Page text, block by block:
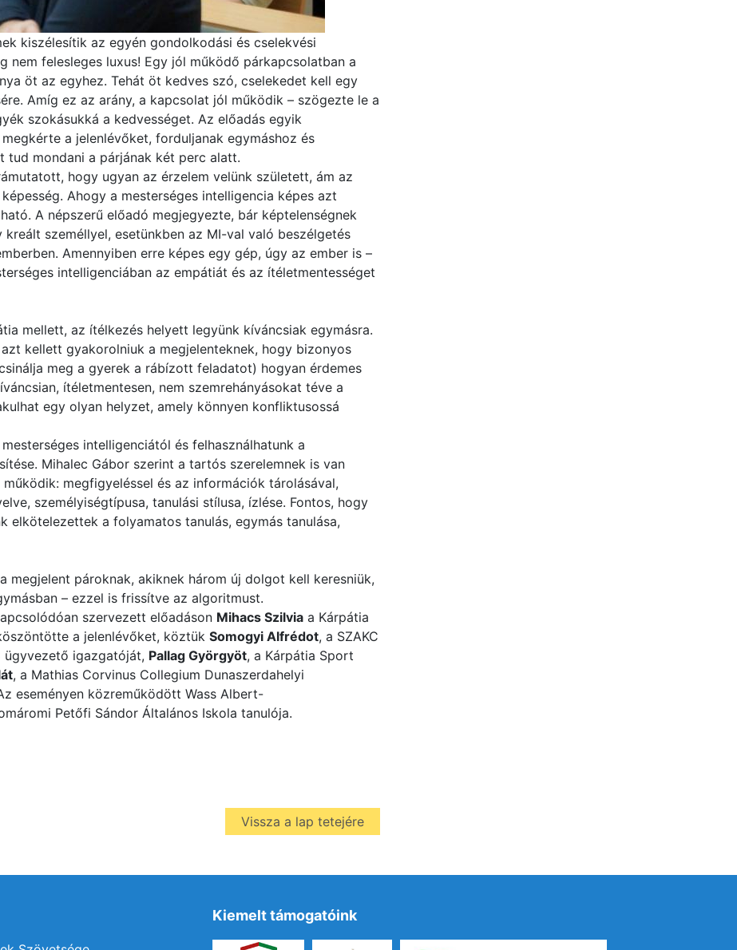
kiszélesítik az egyén gondolkodási és cselekvési
nem felesleges luxus! Egy jól működő párkapcsolatban a
öt az egyhez. Tehát öt kedves szó, cselekedet kell egy
Amíg ez az arány, a kapcsolat jól működik – szögezte le a
szokásukká a kedvességet. Az előadás egyik
a jelenlévőket, forduljanak egymáshoz és
mondani a párjának két perc alatt.
hogy ugyan az érzelem velünk született, ám az
Ahogy a mesterséges intelligencia képes azt
A népszerű előadó megjegyezte, bár képtelenségnek
személlyel, esetünkben az MI-val való beszélgetés
Amennyiben erre képes egy gép, úgy az ember is –
intelligenciában az empátiát és az ítéletmentességet
mellett, az ítélkezés helyett legyünk kíváncsiak egymásra.
kellett gyakorolniuk a megjelenteknek, hogy bizonyos
meg a gyerek a rábízott feladatot) hogyan érdemes
ítéletmentesen, nem szemrehányásokat téve a
egy olyan helyzet, amely könnyen konfliktusossá
intelligenciától és felhasználhatunk a
Mihalec Gábor szerint a tartós szerelemnek is van
megfigyeléssel és az információk tárolásával,
személyiségtípusa, tanulási stílusa, ízlése. Fontos, hogy
elkötelezettek a folyamatos tanulás, egymás tanulása,
megjelent pároknak, akiknek három új dolgot kell keresniük,
– ezzel is frissítve az algoritmust.
szervezett előadáson Mihacs Szilvia a Kárpátia
a jelenlévőket, köztük Somogyi Alfrédot, a SZAKC
ügyvezető igazgatóját, Pallag Györgyöt, a Kárpátia Sport
, a Mathias Corvinus Collegium Dunaszerdahelyi
eseményen közreműködött Wass Albert-
Petőfi Sándor Általános Iskola tanulója.
Vissza a lap tetejére
Kiemelt támogatóink